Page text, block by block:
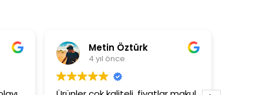
Metin Öztürk
4 yıl önce